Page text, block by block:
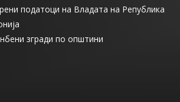
податоци на Владата на Република
згради по општини